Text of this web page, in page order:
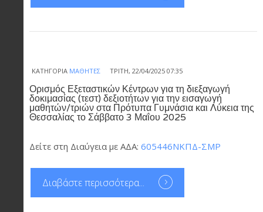
ΚΑΤΗΓΟΡΊΑ ΜΑΘΗΤΈΣ ΤΡΊΤΗ, 22/04/2025 07:35
Ορισμός Εξεταστικών Κέντρων για τη διεξαγωγή
δοκιμασίας (τεστ) δεξιοτήτων για την εισαγωγή
μαθητών/τριών στα Πρότυπα Γυμνάσια και Λύκεια της
Θεσσαλίας το Σάββατο 3 Μαΐου 2025
Δείτε στη Διαύγεια με ΑΔΑ: 605446ΝΚΠΔ-ΣΜΡ
Διαβάστε περισσότερα...